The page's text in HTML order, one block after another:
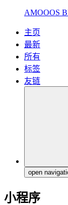
AMOOOS
主页
最新
所有
标签
友链
open
小程序